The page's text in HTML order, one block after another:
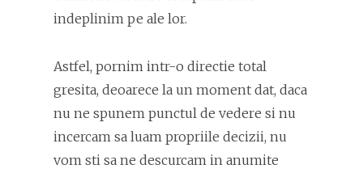
indeplinim pe ale lor.
Astfel, pornim intr-o directie total
gresita, deoarece la un moment dat, daca
nu ne spunem punctul de vedere si nu
incercam sa luam propriile decizii, nu
vom sti sa ne descurcam in anumite